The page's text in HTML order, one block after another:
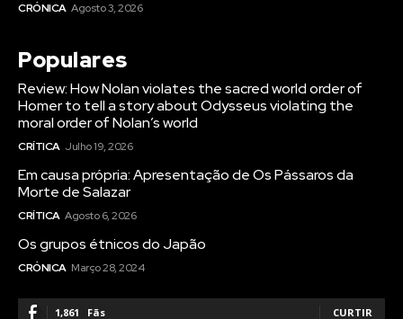
CRÓNICA Agosto 3, 2026
Populares
Review: How Nolan violates the sacred world order of
Homer to tell a story about Odysseus violating the
moral order of Nolan’s world
CRÍTICA Julho 19, 2026
Em causa própria: Apresentação de Os Pássaros da
Morte de Salazar
CRÍTICA Agosto 6, 2026
Os grupos étnicos do Japão
CRÓNICA Março 28, 2024
1,861 Fãs CURTIR